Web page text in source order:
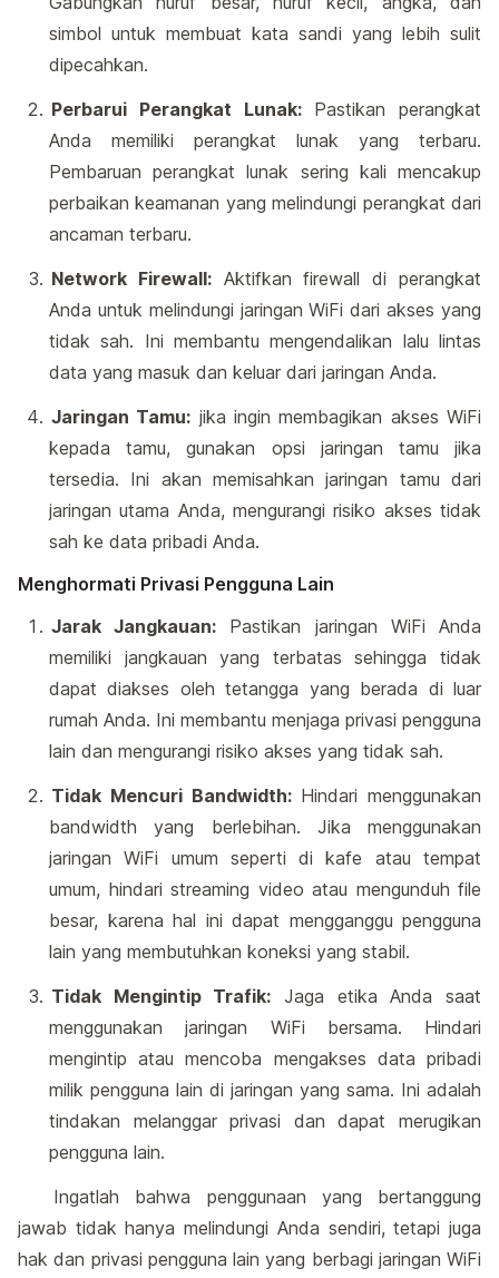
simbol untuk membuat kata sandi yang lebih sulit
dipecahkan.
Perbarui Perangkat Lunak:Pastikan perangkat
Anda memiliki perangkat lunak yang terbaru.
Pembaruan perangkat lunak sering kali mencakup
perbaikan keamanan yang melindungi perangkat dari
ancaman terbaru.
Network Firewall:Aktifkan firewall di perangkat
Anda untuk melindungi jaringan WiFi dari akses yang
tidak sah. Ini membantu mengendalikan lalu lintas
data yang masuk dan keluar dari jaringan Anda.
Jaringan Tamu: jika ingin membagikan akses WiFi
kepada tamu, gunakan opsi jaringan tamu jika
tersedia. Ini akan memisahkan jaringan tamu dari
jaringan utama Anda, mengurangi risiko akses tidak
sah ke data pribadi Anda.
Menghormati Privasi Pengguna Lain
Jarak Jangkauan: Pastikan jaringan WiFi Anda
memiliki jangkauan yang terbatas sehingga tidak
dapat diakses oleh tetangga yang berada di luar
rumah Anda. Ini membantu menjaga privasi pengguna
lain dan mengurangi risiko akses yang tidak sah.
Tidak Mencuri Bandwidth:Hindari menggunakan
bandwidth yang berlebihan. Jika menggunakan
jaringan WiFi umum seperti di kafe atau tempat
umum, hindari streaming video atau mengunduh file
besar, karena hal ini dapat mengganggu pengguna
lain yang membutuhkan koneksi yang stabil.
Tidak Mengintip Trafik: Jaga etika Anda saat
menggunakan jaringan WiFi bersama. Hindari
mengintip atau mencoba mengakses data pribadi
milik pengguna lain di jaringan yang sama. Ini adalah
tindakan melanggar privasi dan dapat merugikan
pengguna lain.
Ingatlah bahwa penggunaan yang bertanggung
jawab tidak hanya melindungi Anda sendiri, tetapi juga
hak dan privasi pengguna lain yang berbagi jaringan WiFi